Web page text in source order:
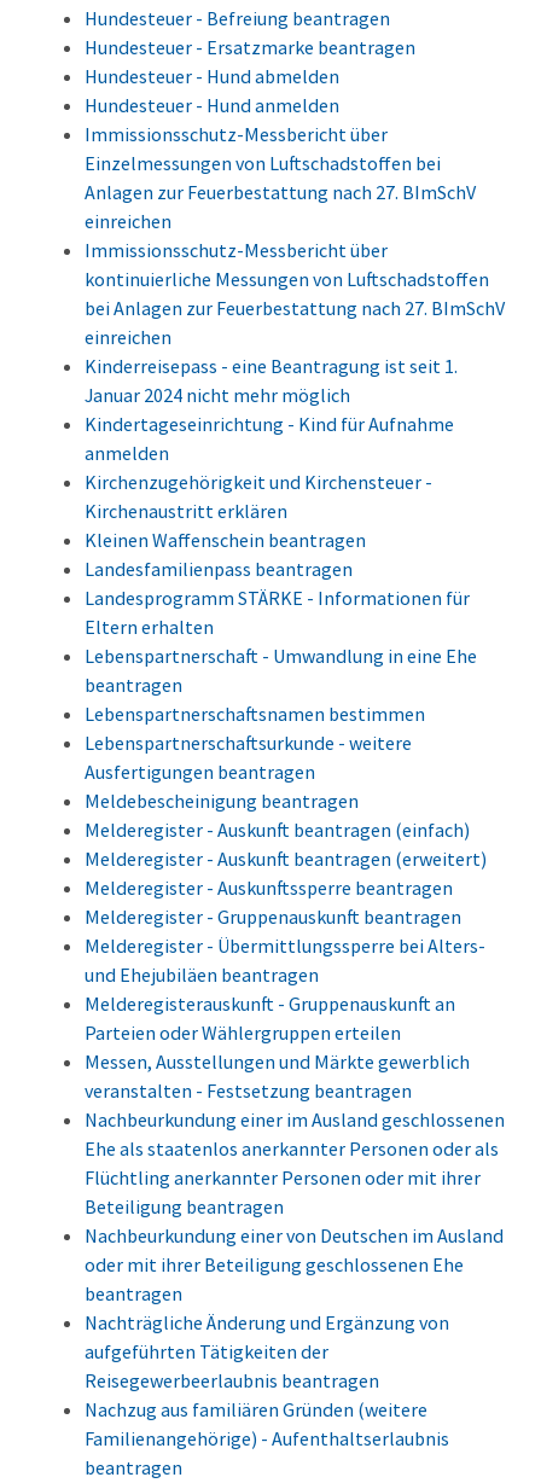
Hundesteuer - Befreiung beantragen
Hundesteuer - Ersatzmarke beantragen
Hundesteuer - Hund abmelden
Hundesteuer - Hund anmelden
Immissionsschutz-Messbericht über
Einzelmessungen von Luftschadstoffen bei
Anlagen zur Feuerbestattung nach 27. BImSchV
einreichen
Immissionsschutz-Messbericht über
kontinuierliche Messungen von Luftschadstoffen
bei Anlagen zur Feuerbestattung nach 27. BImSchV
einreichen
Kinderreisepass - eine Beantragung ist seit 1.
Januar 2024 nicht mehr möglich
Kindertageseinrichtung - Kind für Aufnahme
anmelden
Kirchenzugehörigkeit und Kirchensteuer -
Kirchenaustritt erklären
Kleinen Waffenschein beantragen
Landesfamilienpass beantragen
Landesprogramm STÄRKE - Informationen für
Eltern erhalten
Lebenspartnerschaft - Umwandlung in eine Ehe
beantragen
Lebenspartnerschaftsnamen bestimmen
Lebenspartnerschaftsurkunde - weitere
Ausfertigungen beantragen
Meldebescheinigung beantragen
Melderegister - Auskunft beantragen (einfach)
Melderegister - Auskunft beantragen (erweitert)
Melderegister - Auskunftssperre beantragen
Melderegister - Gruppenauskunft beantragen
Melderegister - Übermittlungssperre bei Alters-
und Ehejubiläen beantragen
Melderegisterauskunft - Gruppenauskunft an
Parteien oder Wählergruppen erteilen
Messen, Ausstellungen und Märkte gewerblich
veranstalten - Festsetzung beantragen
Nachbeurkundung einer im Ausland geschlossenen
Ehe als staatenlos anerkannter Personen oder als
Flüchtling anerkannter Personen oder mit ihrer
Beteiligung beantragen
Nachbeurkundung einer von Deutschen im Ausland
oder mit ihrer Beteiligung geschlossenen Ehe
beantragen
Nachträgliche Änderung und Ergänzung von
aufgeführten Tätigkeiten der
Reisegewerbeerlaubnis beantragen
Nachzug aus familiären Gründen (weitere
Familienangehörige) - Aufenthaltserlaubnis
beantragen